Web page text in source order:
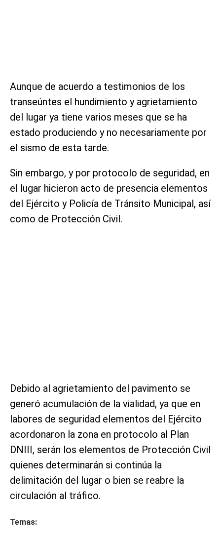
Aunque de acuerdo a testimonios de los
transeúntes el hundimiento y agrietamiento
del lugar ya tiene varios meses que se ha
estado produciendo y no necesariamente por
el sismo de esta tarde.
Sin embargo, y por protocolo de seguridad, en
el lugar hicieron acto de presencia elementos
del Ejército y Policía de Tránsito Municipal, así
como de Protección Civil.
Debido al agrietamiento del pavimento se
generó acumulación de la vialidad, ya que en
labores de seguridad elementos del Ejército
acordonaron la zona en protocolo al Plan
DNIII, serán los elementos de Protección Civil
quienes determinarán si continúa la
delimitación del lugar o bien se reabre la
circulación al tráfico.
Temas: